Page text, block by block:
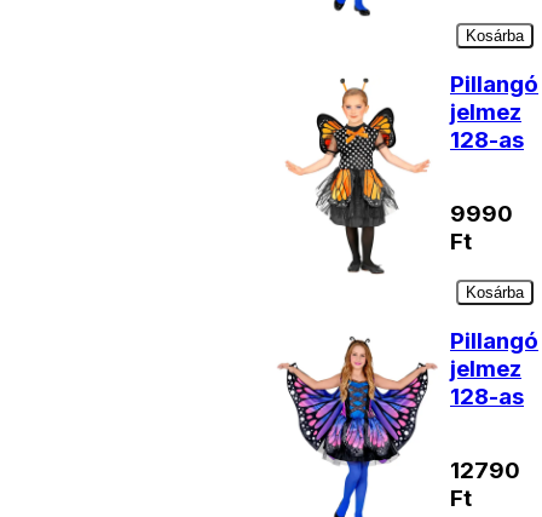
Kosárba
Pillangó
jelmez
128-as
9990
Ft
Kosárba
Pillangó
jelmez
128-as
12790
Ft